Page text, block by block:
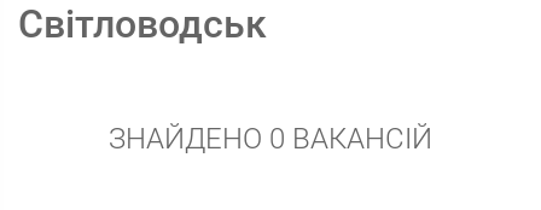
Світловодськ
ЗНАЙДЕНО 0 ВАКАНСІЙ